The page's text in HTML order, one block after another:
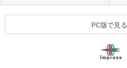
PC版で見る